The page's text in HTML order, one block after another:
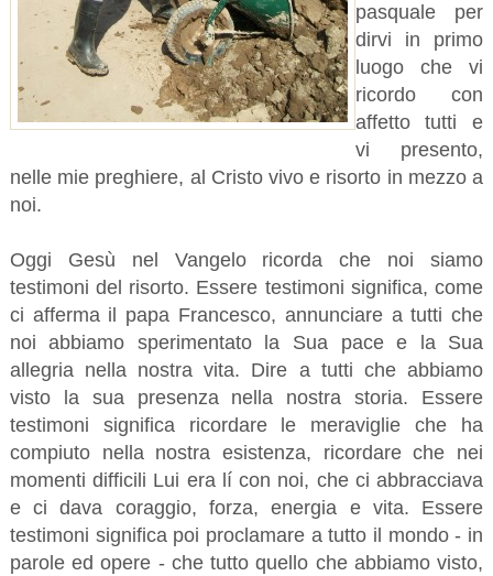
pasquale per
dirvi in primo
luogo che vi
ricordo con
affetto tutti e
vi presento,
nelle mie preghiere, al Cristo vivo e risorto in mezzo a
noi.
Oggi Gesù nel Vangelo ricorda che noi siamo
testimoni del risorto. Essere testimoni significa, come
ci afferma il papa Francesco, annunciare a tutti che
noi abbiamo sperimentato la Sua pace e la Sua
allegria nella nostra vita. Dire a tutti che abbiamo
visto la sua presenza nella nostra storia. Essere
testimoni significa ricordare le meraviglie che ha
compiuto nella nostra esistenza, ricordare che nei
momenti difficili Lui era lí con noi, che ci abbracciava
e ci dava coraggio, forza, energia e vita. Essere
testimoni significa poi proclamare a tutto il mondo - in
parole ed opere - che tutto quello che abbiamo visto,